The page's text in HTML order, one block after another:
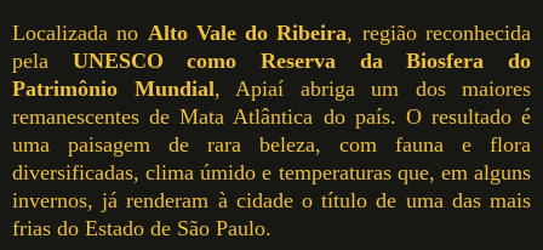
Localizada no Alto Vale do Ribeira, região reconhecida
pela UNESCO como Reserva da Biosfera do
Patrimônio Mundial, Apiaí abriga um dos maiores
remanescentes de Mata Atlântica do país. O resultado é
uma paisagem de rara beleza, com fauna e flora
diversificadas, clima úmido e temperaturas que, em alguns
invernos, já renderam à cidade o título de uma das mais
frias do Estado de São Paulo.